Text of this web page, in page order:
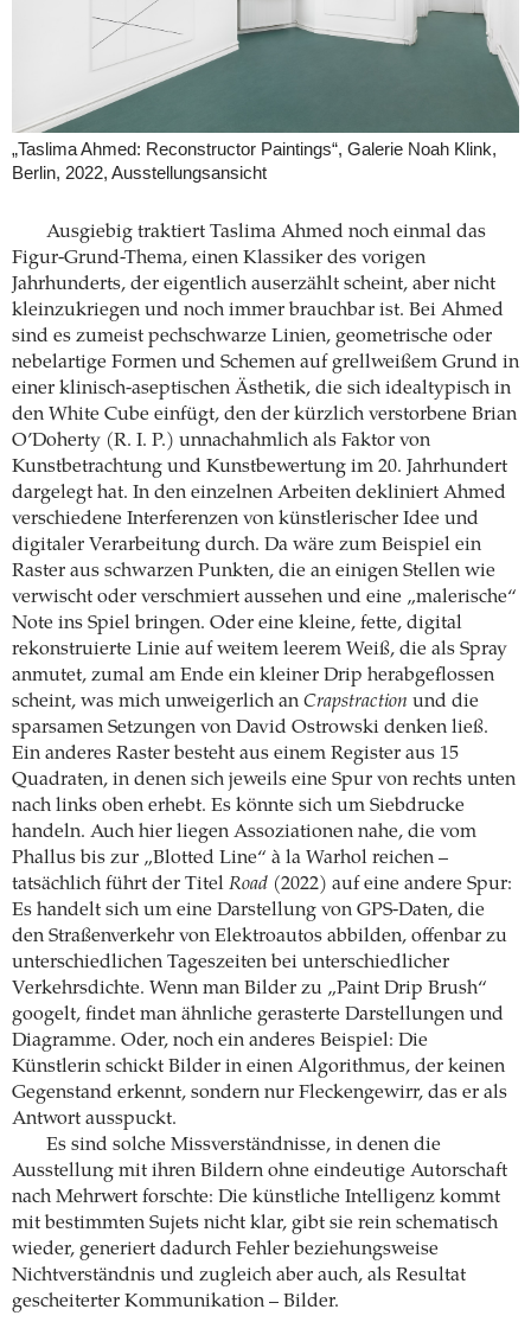
„Taslima Ahmed: Reconstructor Paintings“, Galerie Noah Klink,
Berlin, 2022, Ausstellungsansicht
Ausgiebig traktiert Taslima Ahmed noch einmal das
Figur-Grund-Thema, einen Klassiker des vorigen
Jahrhunderts, der eigentlich auserzählt scheint, aber nicht
kleinzukriegen und noch immer brauchbar ist. Bei Ahmed
sind es zumeist pechschwarze Linien, geometrische oder
nebelartige Formen und Schemen auf grellweißem Grund in
einer klinisch-aseptischen Ästhetik, die sich idealtypisch in
den White Cube einfügt, den der kürzlich verstorbene Brian
O’Doherty (R. I. P.) unnachahmlich als Faktor von
Kunstbetrachtung und Kunstbewertung im 20. Jahrhundert
dargelegt hat. In den einzelnen Arbeiten dekliniert Ahmed
verschiedene Interferenzen von künstlerischer Idee und
digitaler Verarbeitung durch. Da wäre zum Beispiel ein
Raster aus schwarzen Punkten, die an einigen Stellen wie
verwischt oder verschmiert aussehen und eine „malerische“
Note ins Spiel bringen. Oder eine kleine, fette, digital
rekonstruierte Linie auf weitem leerem Weiß, die als Spray
anmutet, zumal am Ende ein kleiner Drip herabgeflossen
scheint, was mich unweigerlich an Crapstraction und die
sparsamen Setzungen von David Ostrowski denken ließ.
Ein anderes Raster besteht aus einem Register aus 15
Quadraten, in denen sich jeweils eine Spur von rechts unten
nach links oben erhebt. Es könnte sich um Siebdrucke
handeln. Auch hier liegen Assoziationen nahe, die vom
Phallus bis zur „Blotted Line“ à la Warhol reichen –
tatsächlich führt der Titel Road (2022) auf eine andere Spur:
Es handelt sich um eine Darstellung von GPS-Daten, die
den Straßenverkehr von Elektroautos abbilden, offenbar zu
unterschiedlichen Tageszeiten bei unterschiedlicher
Verkehrsdichte. Wenn man Bilder zu „Paint Drip Brush“
googelt, findet man ähnliche gerasterte Darstellungen und
Diagramme. Oder, noch ein anderes Beispiel: Die
Künstlerin schickt Bilder in einen Algorithmus, der keinen
Gegenstand erkennt, sondern nur Fleckengewirr, das er als
Antwort ausspuckt.
Es sind solche Missverständnisse, in denen die
Ausstellung mit ihren Bildern ohne eindeutige Autorschaft
nach Mehrwert forschte: Die künstliche Intelligenz kommt
mit bestimmten Sujets nicht klar, gibt sie rein schematisch
wieder, generiert dadurch Fehler beziehungsweise
Nichtverständnis und zugleich aber auch, als Resultat
gescheiterter Kommunikation – Bilder.